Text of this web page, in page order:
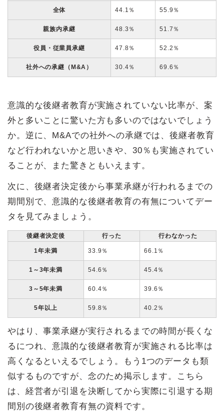
全体 44.1％ 55.9％
親族内承継 48.3％ 51.7％
役員・従業員承継 47.8％ 52.2％
社外への承継（M&A） 30.4％ 69.6％
意識的な後継者教育が実施されていない比率が、案
外と多いことに驚いた方も多いのではないでしょう
か。逆に、M&Aでの社外への承継では、後継者教育
など行われないかと思いきや、30％も実施されてい
ることが、また驚きともいえます。
次に、後継者決定後から事業承継が行われるまでの
期間別で、意識的な後継者教育の有無についてデー
タを見てみましょう。
後継者決定後 行った 行わなかった
1年未満 33.9％ 66.1％
1～3年未満 54.6％ 45.4％
3～5年未満 60.4％ 39.6％
5年以上 59.8％ 40.2％
やはり、事業承継が実行されるまでの時間が長くな
るにつれ、意識的な後継者教育が実施される比率は
高くなるといえるでしょう。もう1つのデータも類
似するものですが、念のため掲示します。こちら
は、経営者が引退を決断してから実際に引退する期
間別の後継者教育有無の資料です。